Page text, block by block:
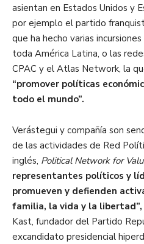
asientan en Estados Unidos y
por ejemplo el partido
que ha hecho varias
toda América Latina, o las
CPAC y el Atlas Network, la
“promover políticas
todo el mundo”.
Verástegui y compañía son
de las actividades de Red
inglés, Political Network for
representantes políticos y
promueven y defienden
familia, la vida y la libertad”,
Kast, fundador del Partido
excandidato presidencial